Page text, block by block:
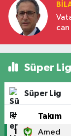
Süper
Süper Lig
# Takım
1 Amed